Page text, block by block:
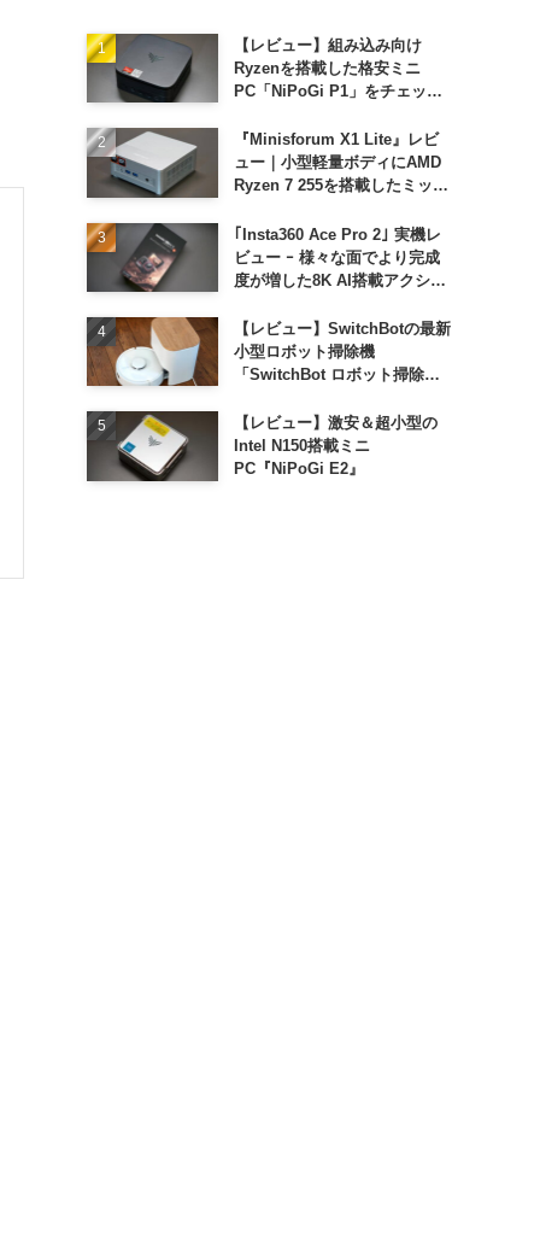
【レビュー】組み込み向け
Ryzenを搭載した格安ミニ
PC「NiPoGi P1」をチェック
高性能
『Minisforum X1 Lite』レビ
ュー｜小型軽量ボディにAMD
Ryzen 7 255を搭載したミッド
｢Insta360 Ace Pro 2｣ 実機レ
ビュー ｰ 様々な面でより完成
度が増した8K AI搭載アクショ
【レビュー】SwitchBotの最新
小型ロボット掃除機
「SwitchBot ロボット掃除機
【レビュー】激安＆超小型の
Intel N150搭載ミニ
PC『NiPoGi E2』